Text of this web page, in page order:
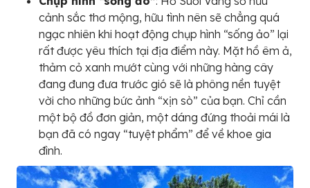
cảnh sắc thơ mộng, hữu tình nên sẽ chẳng quá
ngạc nhiên khi hoạt động chụp hình “sống ảo” lại
rất được yêu thích tại địa điểm này. Mặt hồ êm ả,
thảm cỏ xanh mướt cùng với những hàng cây
đang đung đưa trước gió sẽ là phông nền tuyệt
vời cho những bức ảnh “xịn sò” của bạn. Chỉ cần
một bộ đồ đơn giản, một dáng đứng thoải mái là
bạn đã có ngay “tuyệt phẩm” để về khoe gia
đình.